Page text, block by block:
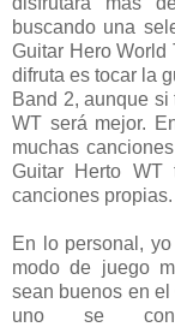
buscando una
Guitar Hero World
difruta es tocar la
Band 2, aunque
WT será mejor.
muchas
Guitar Herto
canciones propias.
En lo personal,
modo de juego
sean buenos en
uno se